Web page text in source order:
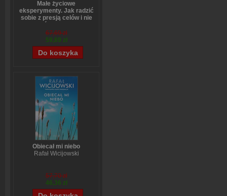
Małe życiowe
eksperymenty. Jak radzić
sobie z presją celów i nie
Anne-Laure LeCunff
67,69 zł
59,69 zł
Obiecał mi niebo
Rafał Wicijowski
57,70 zł
46,36 zł